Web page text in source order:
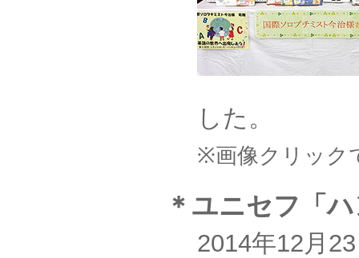
した。
※画像クリック
＊ユニセフ「
2014年12月